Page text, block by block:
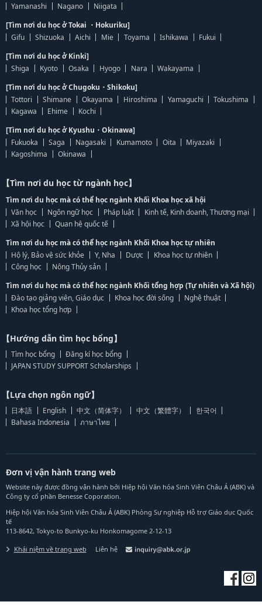
Yamanashi
Nagano
Niigata
[Tìm nơi du học ở Tokai ・Hokuriku]
Gifu
Shizuoka Aichi Mie Toyama Ishikawa
Fukui
[Tìm nơi du học ở Kinki]
Shiga
Kyoto Osaka Hyogo Nara
Wakayama
[Tìm nơi du học ở Chugoku・Shikoku]
Tottori
Shimane Okayama Hiroshima Yamaguchi
Tokushima
Kagawa
Ehime
Kochi
[Tìm nơi du học ở Kyushu・Okinawa]
Fukuoka
Saga Nagasaki Kumamoto Oita
Miyazaki
Kagoshima
Okinawa
【Tìm nơi du học từ ngành học】
Tìm nơi du học mà có thể học ngành Khối Khoa học xã hội
Văn học
Ngôn ngữ học Pháp luật
Kinh tế, Kinh doanh, Thương mại
Xã hội học
Quan hệ quốc tế
Tìm nơi du học mà có thể học ngành Khối Khoa học tự nhiên
Hộ lý, Bảo vệ sức khỏe
Y, Nha Dược
Khoa học tự nhiên
Công học
Nông Thủy sản
Tìm nơi du học mà có thể học ngành Khối tổng hợp (Tự nhiên và Xã hội)
Đào tạo giảng viên, Giáo dục
Khoa học đời sống
Nghệ thuật
Khoa học tổng hợp
【Hướng dẫn tìm học bổng】
Tìm học bổng
Đăng kí học bổng
JAPAN STUDY SUPPORT Scholarships
【Lựa chọn ngôn ngữ】
日本語 English 中文（简体字） 中文（繁體字）
한국어
Bahasa Indonesia
ภาษาไทย
Đơn vị vận hành trang web
Website này được đồng vận hành bởi Hiệp hội Văn hóa Sinh Viên Châu Á (ABK) và
Công ty cổ phần Benesse Coporation.
Hiệp hội Văn hóa Sinh Viên Châu Á (ABK) Phòng Sự nghiệp Hỗ trợ Giáo dục Quốc
tế
113-8642, Tokyo-to Bunkyo-ku Honkomagome 2-12-13
Khái niệm về trang web Liên hệ